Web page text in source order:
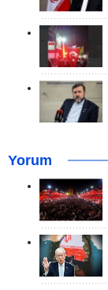
Yorum